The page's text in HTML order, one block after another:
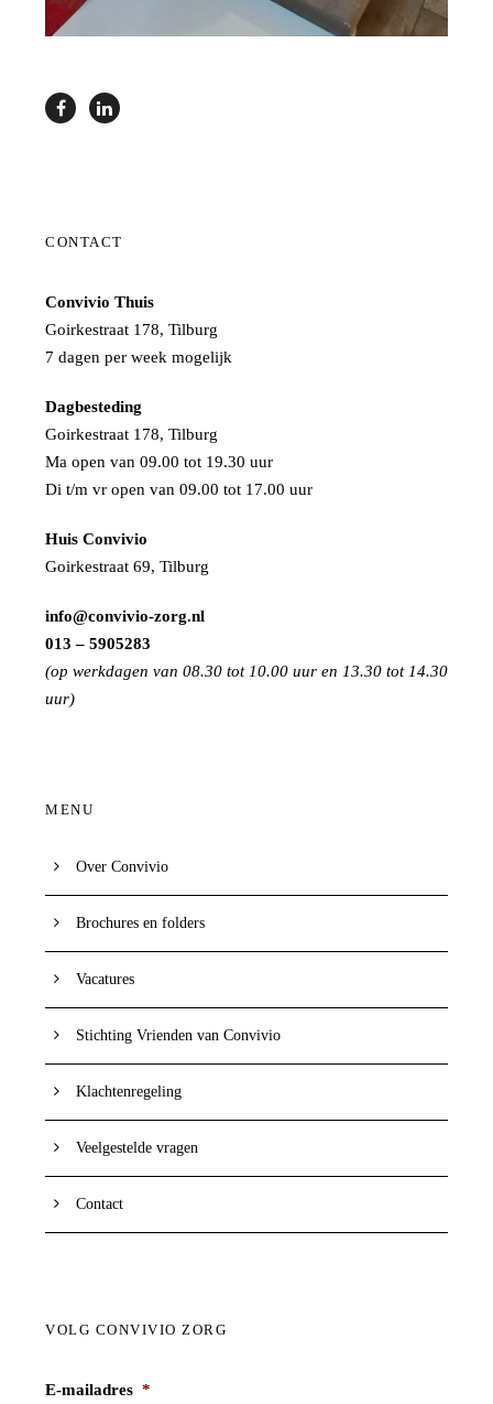
CONTACT
Convivio Thuis
Goirkestraat 178, Tilburg
7 dagen per week mogelijk
Dagbesteding
Goirkestraat 178, Tilburg
Ma open van 09.00 tot 19.30 uur
Di t/m vr open van 09.00 tot 17.00 uur
Huis Convivio
Goirkestraat 69, Tilburg
info@convivio-zorg.nl
013 – 5905283
(op werkdagen van 08.30 tot 10.00 uur en 13.30 tot 14.30
uur)
MENU
Over Convivio
Brochures en folders
Vacatures
Stichting Vrienden van Convivio
Klachtenregeling
Veelgestelde vragen
Contact
VOLG CONVIVIO ZORG
E-mailadres *